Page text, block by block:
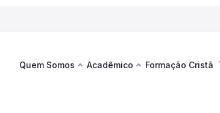
Quem Somos Acadêmico Formação Cristã